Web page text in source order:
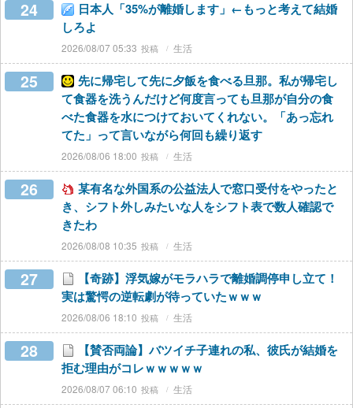
24
日本人「35%が離婚します」←もっと考えて結婚
しろよ
2026/08/07 05:33 生活
25
先に帰宅して先に夕飯を食べる旦那。私が帰宅し
て食器を洗うんだけど何度言っても旦那が自分の食
べた食器を水につけておいてくれない。「あっ忘れ
てた」って言いながら何回も繰り返す
2026/08/06 18:00 生活
26
某有名な外国系の公益法人で窓口受付をやったと
き、シフト外しみたいな人をシフト表で数人確認で
きたわ
2026/08/08 10:35 生活
27
【奇跡】浮気嫁がモラハラで離婚調停申し立て！
実は驚愕の逆転劇が待っていたｗｗｗ
2026/08/06 18:10 生活
28
【賛否両論】バツイチ子連れの私、彼氏が結婚を
拒む理由がコレｗｗｗｗｗ
2026/08/07 06:10 生活